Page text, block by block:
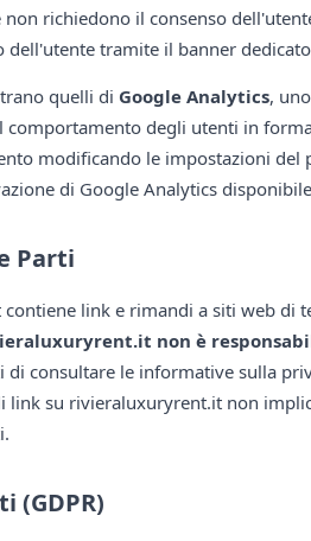
richiedono il consenso
dell'utente tramite il banner
quelli di Google Analytics,
degli utenti in
modificando le impostazioni
di Google Analytics
Parti
link e rimandi a siti web di
non è
di consultare le informative sulla
link su rivieraluxuryrent.it non
(GDPR)